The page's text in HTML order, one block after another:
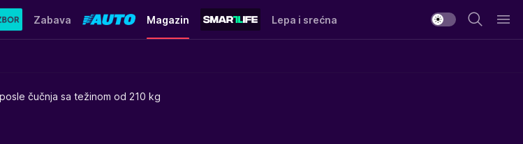
Zabava Magazin Lepa i srećna
čučnja sa težinom od 210 kg